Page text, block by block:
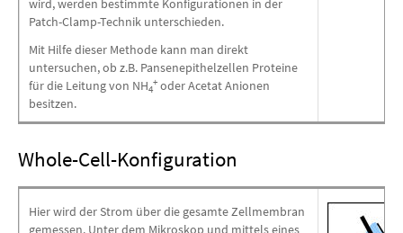
wird, werden bestimmte Konfigurationen in der
Patch-Clamp-Technik unterschieden.
Mit Hilfe dieser Methode kann man direkt
untersuchen, ob z.B. Pansenepithelzellen Proteine
für die Leitung von NH4
+ oder Acetat Anionen
besitzen.
Whole-Cell-Konfiguration
Hier wird der Strom über die gesamte Zellmembran
gemessen. Unter dem Mikroskop und mittels eines